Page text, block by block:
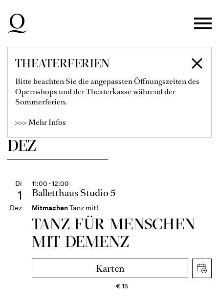
Zur Hauptnavigation springen
Zum Hauptinhalt springen
Zum Footer springen
THEATERFERIEN
Bitte beachten Sie die angepassten Öffnungszeiten des
Opernshops und der Theaterkasse während der
Sommerferien.
>>> Mehr Infos
Nov
Karten
€115 99 89 79 67 55 40
28
DEZ
Di
1
Dez
11:00 - 12:00
Balletthaus Studio 5
MitmachenTanz mit!
TANZ FÜR MENSCHEN
MIT DEMENZ
Karten
€15